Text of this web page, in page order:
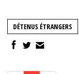
DÉTENUS ÉTRANGERS